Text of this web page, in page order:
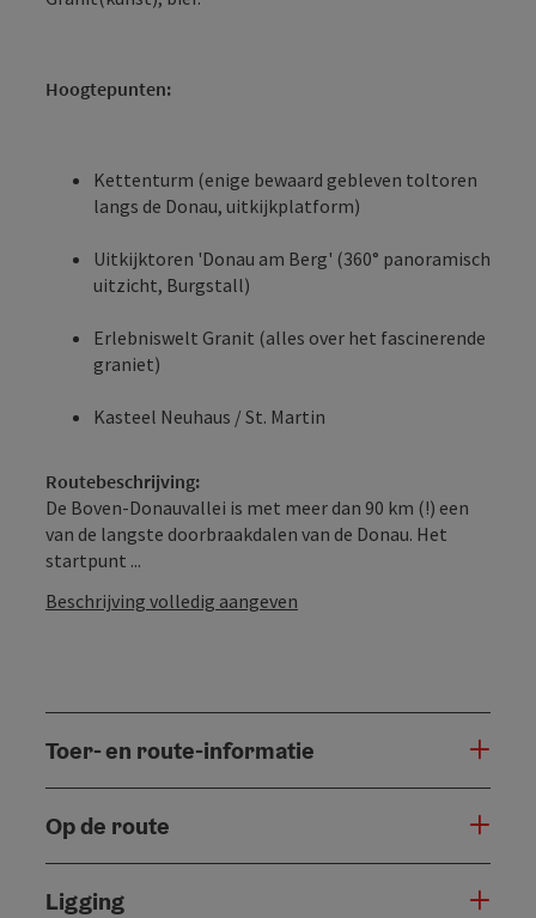
Hoogtepunten:
Kettenturm (enige bewaard gebleven toltoren
langs de Donau, uitkijkplatform)
Uitkijktoren 'Donau am Berg' (360° panoramisch
uitzicht, Burgstall)
Erlebniswelt Granit (alles over het fascinerende
graniet)
Kasteel Neuhaus / St. Martin
Routebeschrijving:
De Boven-Donauvallei is met meer dan 90 km (!) een
van de langste doorbraakdalen van de Donau. Het
startpunt ...
Beschrijving volledig aangeven
Toer- en route-informatie
Op de route
Ligging